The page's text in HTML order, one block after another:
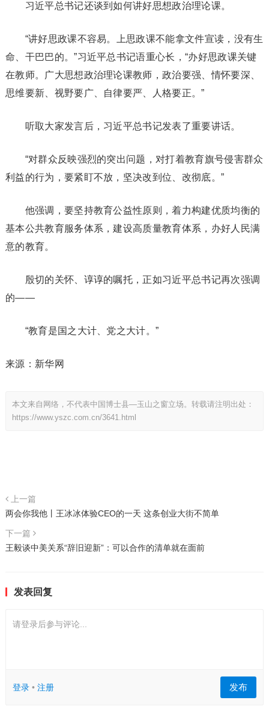
习近平总书记还谈到如何讲好思想政治理论课。
“讲好思政课不容易。上思政课不能拿文件宣读，没有生
命、干巴巴的。”习近平总书记语重心长，“办好思政课关键
在教师。广大思想政治理论课教师，政治要强、情怀要深、
思维要新、视野要广、自律要严、人格要正。”
听取大家发言后，习近平总书记发表了重要讲话。
“对群众反映强烈的突出问题，对打着教育旗号侵害群众
利益的行为，要紧盯不放，坚决改到位、改彻底。”
他强调，要坚持教育公益性原则，着力构建优质均衡的
基本公共教育服务体系，建设高质量教育体系，办好人民满
意的教育。
殷切的关怀、谆谆的嘱托，正如习近平总书记再次强调
的——
“教育是国之大计、党之大计。”
来源：新华网
本文来自网络，不代表中国博士县—玉山之窗立场。转载请注明出处：
https://www.yszc.com.cn/3641.html
上一篇
两会你我他丨王冰冰体验CEO的一天 这条创业大街不简单
下一篇
王毅谈中美关系“辞旧迎新”：可以合作的清单就在面前
发表回复
请登录后参与评论...
登录• 注册 发布